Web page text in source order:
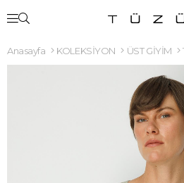
Anasayfa KOLEKSİYON ÜST GİYİM